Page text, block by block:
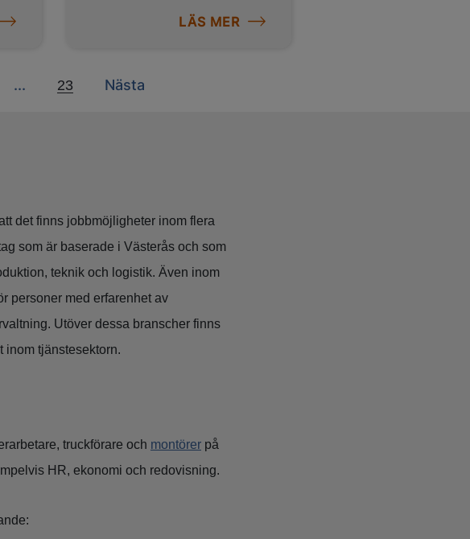
LÄS MER
...
Next 23 Nästa
Next
det finns jobbmöjligheter inom flera
som är baserade i Västerås och som
teknik och logistik. Även inom
personer med erfarenhet av
Utöver dessa branscher finns
inom tjänstesektorn.
truckförare och montörerpå
HR, ekonomi och redovisning.